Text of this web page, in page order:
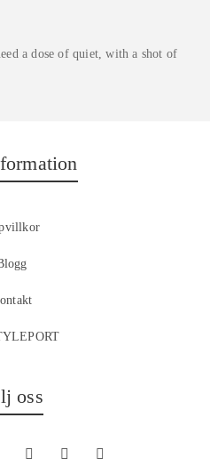
a dose of quiet, with a shot of
oss